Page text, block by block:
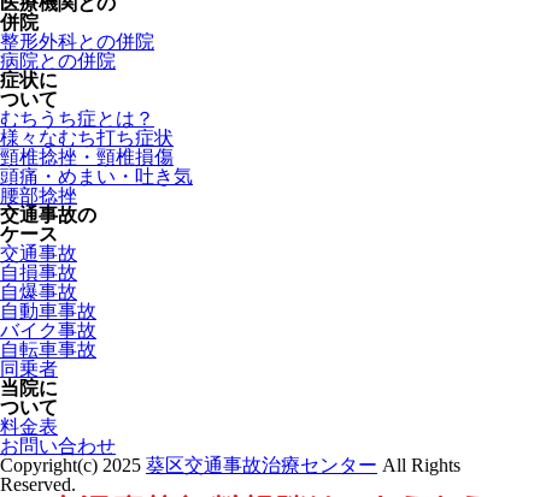
併院
整形外科との併院
病院との併院
症状に
ついて
むちうち症とは？
様々なむち打ち症状
頸椎捻挫・頸椎損傷
頭痛・めまい・吐き気
腰部捻挫
交通事故の
ケース
交通事故
自損事故
自爆事故
自動車事故
バイク事故
自転車事故
同乗者
当院に
ついて
料金表
お問い合わせ
Copyright(c) 2025 葵区交通事故治療センター All Rights
Reserved.